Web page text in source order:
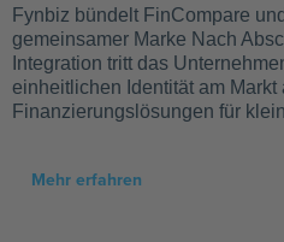
Fynbiz bündelt FinCompare
gemeinsamer Marke Nach
Integration tritt das
einheitlichen Identität am
Finanzierungslösungen für
Mehr erfahren